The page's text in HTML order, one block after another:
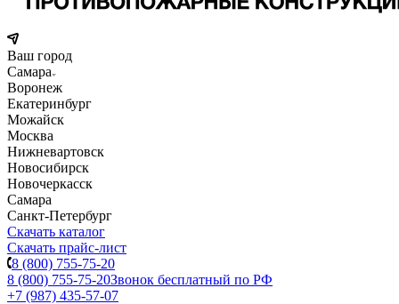
Ваш город
Самара
Воронеж
Екатеринбург
Можайск
Москва
Нижневартовск
Новосибирск
Новочеркасск
Самара
Санкт-Петербург
Скачать каталог
Скачать прайс-лист
8 (800) 755-75-20
8 (800) 755-75-20Звонок бесплатный по РФ
+7 (987) 435-57-07